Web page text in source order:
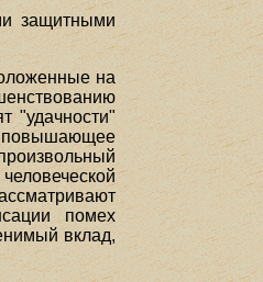
защитными
на
"удачности"
повышающее
помех
вклад,